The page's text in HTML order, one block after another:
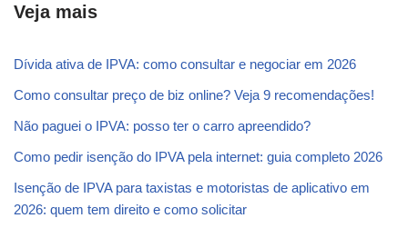
Veja mais
Dívida ativa de IPVA: como consultar e negociar em 2026
Como consultar preço de biz online? Veja 9 recomendações!
Não paguei o IPVA: posso ter o carro apreendido?
Como pedir isenção do IPVA pela internet: guia completo 2026
Isenção de IPVA para taxistas e motoristas de aplicativo em
2026: quem tem direito e como solicitar